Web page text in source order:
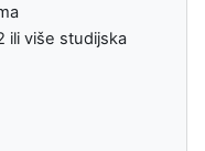
ili više studijska